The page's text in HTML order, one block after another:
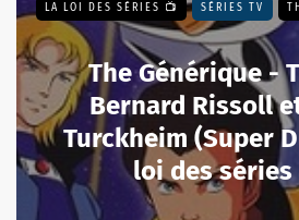
LA LOI DES SÉRIES 📺 SÉRIES TV
The Générique -
Bernard Rissoll
Turckheim (Super
loi des séries